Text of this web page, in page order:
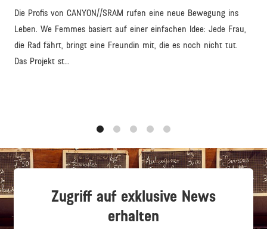
Die Profis von CANYON//SRAM rufen eine neue Bewegung ins
Leben. We Femmes basiert auf einer einfachen Idee: Jede Frau,
die Rad fährt, bringt eine Freundin mit, die es noch nicht tut.
Das Projekt st...
Zugriff auf exklusive News
erhalten